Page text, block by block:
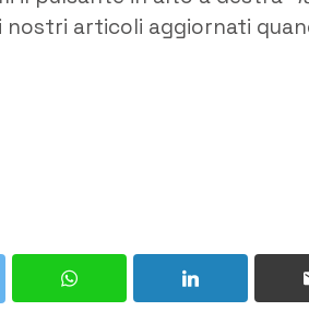
articoli aggiornati